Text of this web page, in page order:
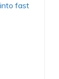
fast